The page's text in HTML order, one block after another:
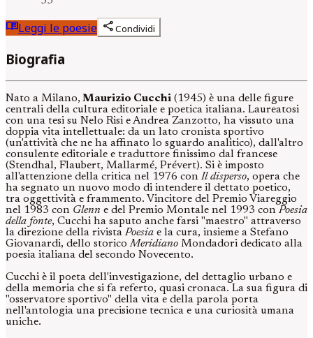
menu_bookLeggi le poesie shareCondividi
Biografia
Nato a Milano, Maurizio Cucchi (1945) è una delle figure
centrali della cultura editoriale e poetica italiana. Laureatosi
con una tesi su Nelo Risi e Andrea Zanzotto, ha vissuto una
doppia vita intellettuale: da un lato cronista sportivo
(un'attività che ne ha affinato lo sguardo analitico), dall'altro
consulente editoriale e traduttore finissimo dal francese
(Stendhal, Flaubert, Mallarmé, Prévert). Si è imposto
all'attenzione della critica nel 1976 con Il disperso, opera che
ha segnato un nuovo modo di intendere il dettato poetico,
tra oggettività e frammento. Vincitore del Premio Viareggio
nel 1983 con Glenn e del Premio Montale nel 1993 con Poesia
della fonte, Cucchi ha saputo anche farsi "maestro" attraverso
la direzione della rivista Poesia e la cura, insieme a Stefano
Giovanardi, dello storicoMeridiano Mondadori dedicato alla
poesia italiana del secondo Novecento.
Cucchi è il poeta dell'investigazione, del dettaglio urbano e
della memoria che si fa referto, quasi cronaca. La sua figura di
"osservatore sportivo" della vita e della parola porta
nell'antologia una precisione tecnica e una curiosità umana
uniche.